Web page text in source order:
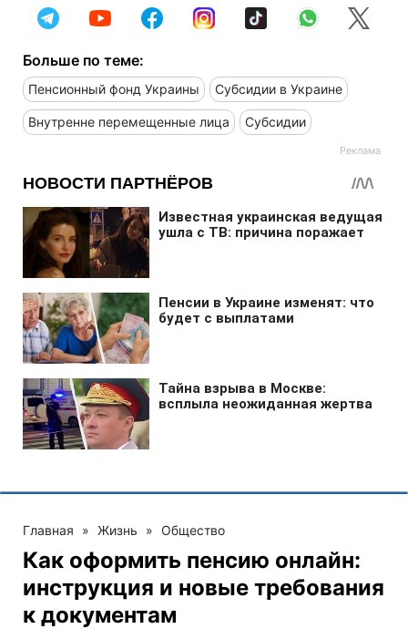
Больше по теме:
Пенсионный фонд Украины Субсидии в Украине
Внутренне перемещенные лица Субсидии
Главная » Жизнь » Общество
Как оформить пенсию онлайн:
инструкция и новые требования
к документам